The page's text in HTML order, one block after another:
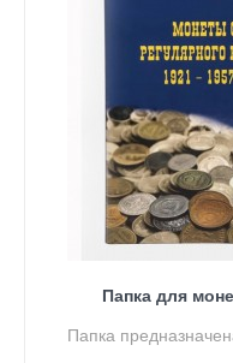
Папка для
Папка